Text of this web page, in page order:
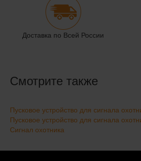
Доставка по Всей России
Смотрите также
Пусковое устройство для сигнала
Пусковое устройство для сигнала
Сигнал охотника